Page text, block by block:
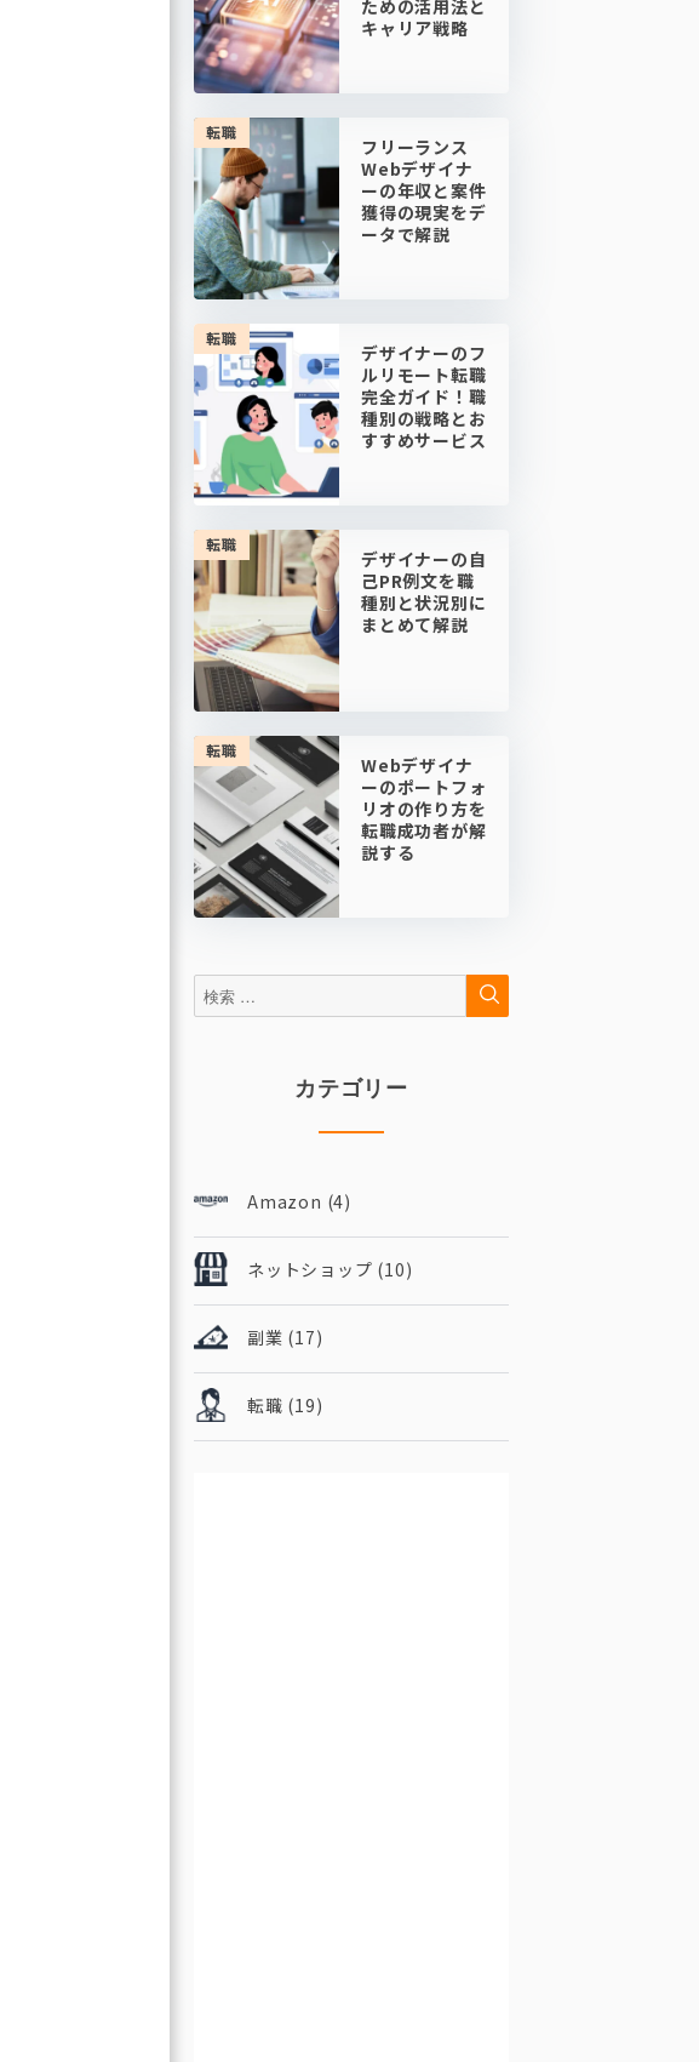
ための活用法と
キャリア戦略
転職
フリーランス
Webデザイナ
ーの年収と案件
獲得の現実をデ
ータで解説
転職
デザイナーのフ
ルリモート転職
完全ガイド！職
種別の戦略とお
すすめサービス
転職
デザイナーの自
己PR例文を職
種別と状況別に
まとめて解説
転職
Webデザイナ
ーのポートフォ
リオの作り方を
転職成功者が解
説する
検
索:
検
カテゴリー
Amazon (4)
ネットショップ (10)
副業 (17)
転職 (19)